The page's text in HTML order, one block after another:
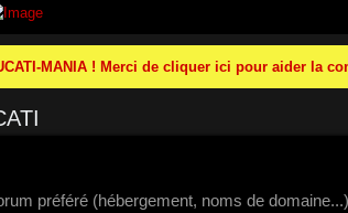
MANIA ! Merci de cliquer ici pour aider la
préféré (hébergement, noms de